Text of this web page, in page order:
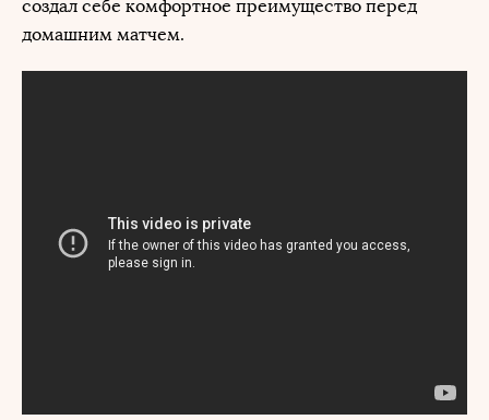
создал себе комфортное преимущество перед
домашним матчем.